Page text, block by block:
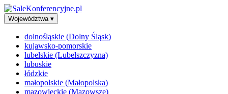
Województwa ▾
dolnośląskie (Dolny Śląsk)
kujawsko-pomorskie
lubelskie (Lubelszczyzna)
lubuskie
łódzkie
małopolskie (Małopolska)
mazowieckie (Mazowsze)